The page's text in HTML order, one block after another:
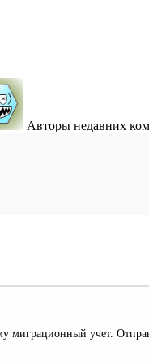
Авторы недавних
миграционный учет.